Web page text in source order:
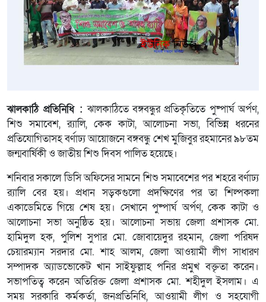
ঝালকাঠি প্রতিনিধি :ঝালকাঠিতে বঙ্গবন্ধুর প্রতিকৃতিতে পুষ্পার্ঘ অর্পণ,
শিশু সমাবেশ, র‌্যালি, কেক কাটা, আলোচনা সভা, বিভিন্ন ধরনের
প্রতিযোগিতাসহ বর্ণাঢ্য আয়োজনে বঙ্গবন্ধু শেখ মুজিবুর রহমানের ৯৮তম
জন্মবার্ষিকী ও জাতীয় শিশু দিবস পালিত হয়েছে।
শনিবার সকালে ডিসি অফিসের সামনে শিশু সমাবেশের পর শহরে বর্ণাঢ্য
র‌্যালি বের হয়। প্রধান সড়কগুলো প্রদক্ষিণের পর তা শিল্পকলা
একাডেমিতে গিয়ে শেষ হয়। সেখানে পুষ্পার্ঘ অর্পণ, কেক কাটা ও
আলোচনা সভা অনুষ্ঠিত হয়। আলোচনা সভায় জেলা প্রশাসক মো.
হামিদুল হক, পুলিশ সুপার মো. জোবায়েদুর রহমান, জেলা পরিষদ
চেয়ারম্যান সরদার মো. শাহ আলম, জেলা আওয়ামী লীগ সাধারণ
সম্পাদক অ্যাডভোকেট খান সাইফুল্লাহ পনির প্রমুখ বক্তৃতা করেন।
সভাপতিত্ব করেন অতিরিক্ত জেলা প্রশাসক মো. শহীদুল ইসলাম। এ
সময় সরকারি কর্মকর্তা, জনপ্রতিনিধি, আওয়ামী লীগ ও সহযোগী